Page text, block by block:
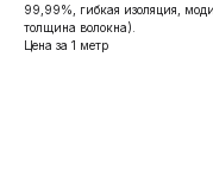
99,99%, гибкая изоляция,
толщина волокна).
Цена за 1 метр